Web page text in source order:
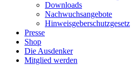
Downloads
Nachwuchsangebote
Hinweisgeberschutzgesetz
Presse
Shop
Die Ausdenker
Mitglied werden